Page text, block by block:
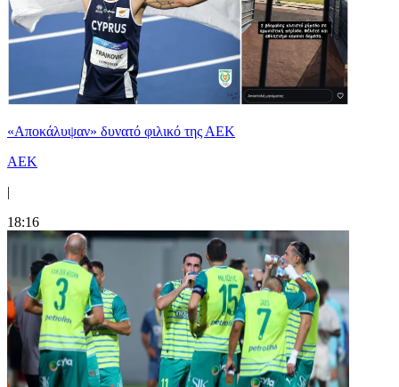
«Αποκάλυψαν» δυνατό φιλικό της ΑΕΚ
ΑΕΚ
|
18:16